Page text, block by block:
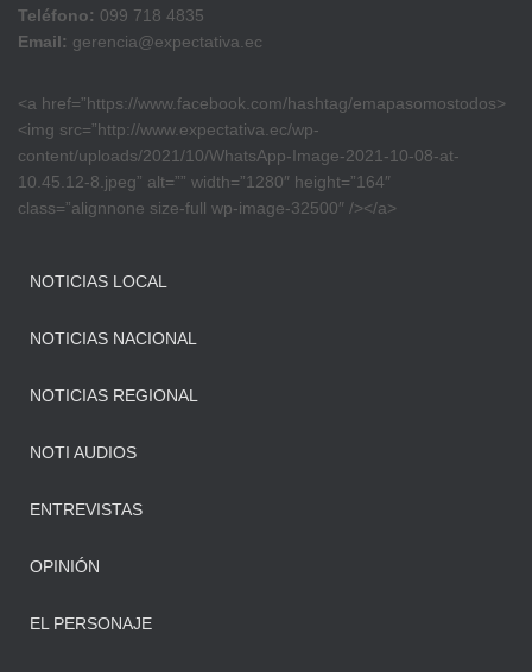
Teléfono: 099 718 4835
Email: gerencia@expectativa.ec
<a href=”https://www.facebook.com/hashtag/emapasomostodos>
<img src=”http://www.expectativa.ec/wp-
content/uploads/2021/10/WhatsApp-Image-2021-10-08-at-
10.45.12-8.jpeg” alt=”” width=”1280″ height=”164″
class=”alignnone size-full wp-image-32500″ /></a>
NOTICIAS LOCAL
NOTICIAS NACIONAL
NOTICIAS REGIONAL
NOTI AUDIOS
ENTREVISTAS
OPINIÓN
EL PERSONAJE